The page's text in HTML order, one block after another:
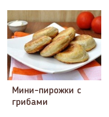
Мини-пирожки с
грибами